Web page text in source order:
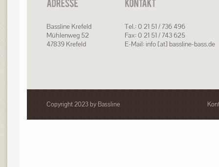
Bassline Krefeld
Mühlenweg 52
47839 Krefeld
Tel.: 0 21 51 / 736 496
Fax: 0 21 51 / 743 625
E-Mail: info [at] bassline-bass.de
Copyright 2023 by Bassline